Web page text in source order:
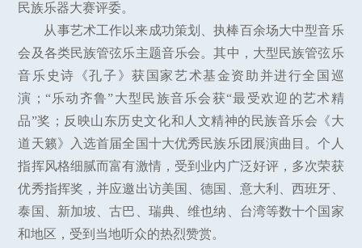
民族乐器大赛评委。
从事艺术工作以来成功策划、执棒百余场大中型音乐
会及各类民族管弦乐主题音乐会。其中，大型民族管弦乐
音乐史诗《孔子》获国家艺术基金资助并进行全国巡
演；“乐动齐鲁”大型民族音乐会获“最受欢迎的艺术精
品”奖；反映山东历史文化和人文精神的民族音乐会《大
道天籁》入选首届全国十大优秀民族乐团展演曲目。个人
指挥风格细腻而富有激情，受到业内广泛好评，多次荣获
优秀指挥奖，并应邀出访美国、德国、意大利、西班牙、
泰国、新加坡、古巴、瑞典、维也纳、台湾等数十个国家
和地区，受到当地听众的热烈赞赏。